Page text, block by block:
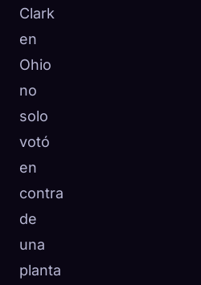
Clark
en
Ohio
no
solo
votó
en
contra
de
una
planta